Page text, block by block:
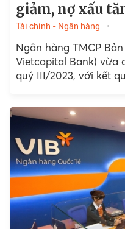
giảm, nợ xấu
Tài chính - Ngân hàng
Ngân hàng TMCP
Vietcapital Bank) vừa
quý III/2023, với kết